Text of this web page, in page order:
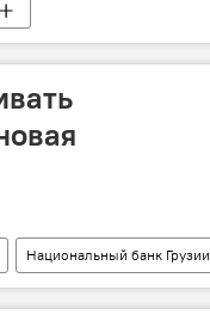
Национальный банк Грузии